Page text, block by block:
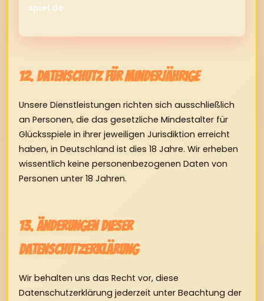
spiel.de.
12. Datenschutz für Minderjährige
Unsere Dienstleistungen richten sich ausschließlich
an Personen, die das gesetzliche Mindestalter für
Glücksspiele in ihrer jeweiligen Jurisdiktion erreicht
haben, in Deutschland ist dies 18 Jahre. Wir erheben
wissentlich keine personenbezogenen Daten von
Personen unter 18 Jahren.
13. Änderungen dieser
Datenschutzerklärung
Wir behalten uns das Recht vor, diese
Datenschutzerklärung jederzeit unter Beachtung der